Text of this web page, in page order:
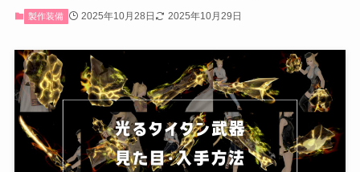
製作装備 2025年10月28日 2025年10月29日